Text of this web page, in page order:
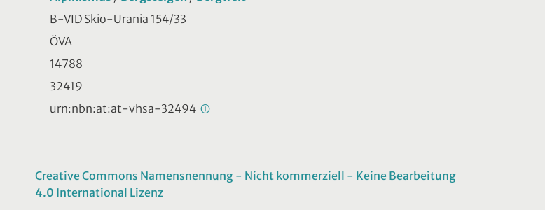
B-VID Skio-Urania 154/33
ÖVA
14788
32419
urn:nbn:at:at-vhsa-32494
Creative Commons Namensnennung - Nicht kommerziell - Keine Bearbeitung
4.0 International Lizenz